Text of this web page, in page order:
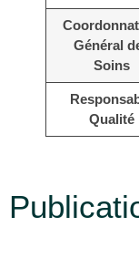
Général
Soins
Qualité